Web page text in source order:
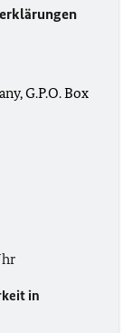
G.P.O. Box
in